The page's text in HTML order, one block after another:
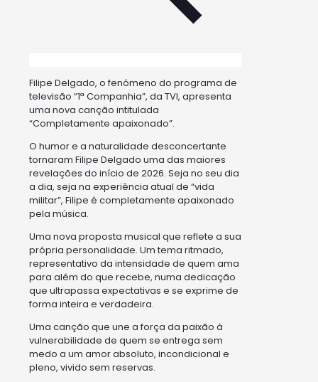
Filipe Delgado, o fenómeno do programa de
televisão “1ª Companhia”, da TVI, apresenta
uma nova canção intitulada
“Completamente apaixonado”.
O humor e a naturalidade desconcertante
tornaram Filipe Delgado uma das maiores
revelações do início de 2026. Seja no seu dia
a dia, seja na experiência atual de “vida
militar”, Filipe é completamente apaixonado
pela música.
Uma nova proposta musical que reflete a sua
própria personalidade. Um tema ritmado,
representativo da intensidade de quem ama
para além do que recebe, numa dedicação
que ultrapassa expectativas e se exprime de
forma inteira e verdadeira.
Uma canção que une a força da paixão à
vulnerabilidade de quem se entrega sem
medo a um amor absoluto, incondicional e
pleno, vivido sem reservas.